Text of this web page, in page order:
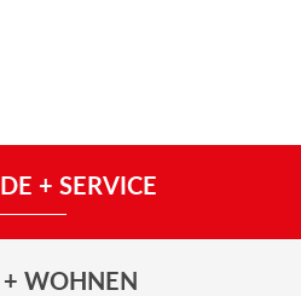
+ SERVICE
+ WOHNEN